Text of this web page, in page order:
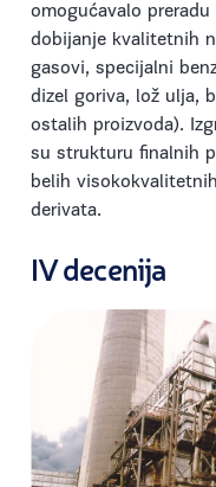
omogućavalo
dobijanje kvalitetnih
gasovi, specijalni
dizel goriva, lož ulja,
ostalih proizvoda).
su strukturu finalnih
belih
derivata.
IV decenija